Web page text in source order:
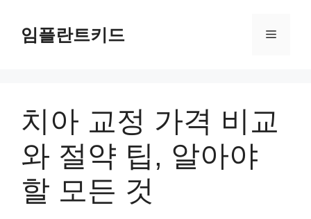
임플란트키드 메
치아 교정 가격 비교
와 절약 팁, 알아야
할 모든 것